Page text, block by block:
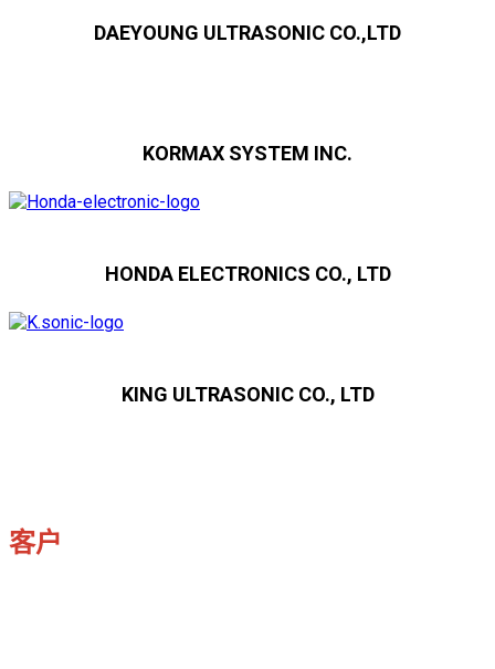
DAEYOUNG ULTRASONIC CO.,LTD
KORMAX SYSTEM INC.
HONDA ELECTRONICS CO., LTD
KING ULTRASONIC CO., LTD
客户